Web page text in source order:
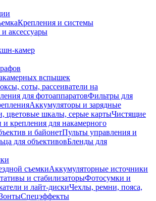
Крепления и системы
аксессуары
камер
вспышек
соты, рассеиватели на
для фотоаппаратовФильтры для
Аккумуляторы и зарядные
цветовые шкалы, серые картыЧистящие
и крепления для накамерного
и байонетПульты управления и
для объективовБленды для
съемкиАккумуляторные источники
и стабилизаторыФотосумки и
и лайт-дискиЧехлы, ремни, пояса,
Спецэффекты